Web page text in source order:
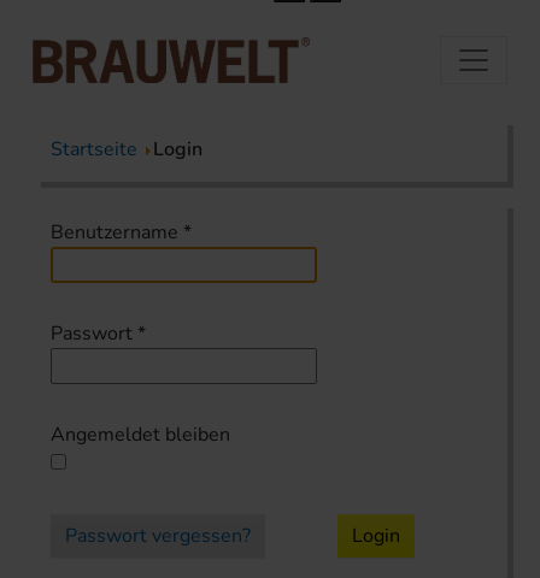
Startseite Login
Benutzername *
Passwort *
Angemeldet bleiben
Passwort vergessen? Login